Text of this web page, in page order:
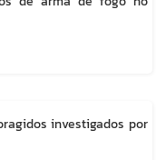
investigados por